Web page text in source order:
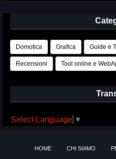
Domotica Grafica Guide e
Recensioni Tool online e
Select Language ▼
HOME CHI SIAMO